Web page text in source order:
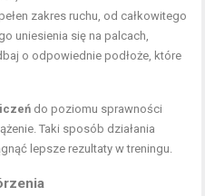
zakres ruchu, od całkowitego
uniesienia się na palcach,
o odpowiednie podłoże, które
do poziomu sprawności
Taki sposób działania
lepsze rezultaty w treningu.